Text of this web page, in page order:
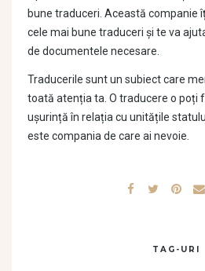
bune traduceri. Această companie
cele mai bune traduceri și te va
de documentele necesare.
Traducerile sunt un subiect care
toată atenția ta. O traducere o poți
ușurință în relația cu unitățile
este compania de care ai nevoie.
TAG-URI